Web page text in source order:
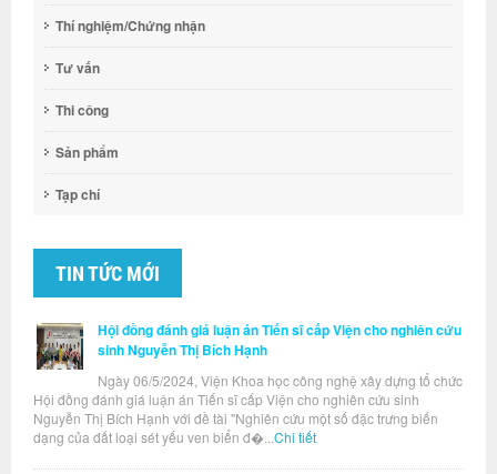
Thí nghiệm/Chứng nhận
Tư vấn
Thi công
Sản phẩm
Tạp chí
TIN TỨC MỚI
Hội đồng đánh giá luận án Tiến sĩ cấp Viện cho nghiên cứu
sinh Nguyễn Thị Bích Hạnh
Ngày 06/5/2024, Viện Khoa học công nghệ xây dựng tổ chức
Hội đồng đánh giá luận án Tiến sĩ cấp Viện cho nghiên cứu sinh
Nguyễn Thị Bích Hạnh với đề tài "Nghiên cứu một số đặc trưng biến
dạng của đất loại sét yếu ven biển đ�... Chi tiết